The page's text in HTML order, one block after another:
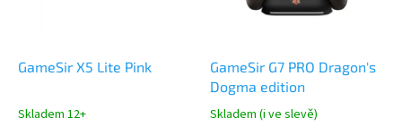
GameSir X5 Lite Pink
Skladem 12+
GameSir G7 PRO Dragon's
Dogma edition
Skladem (i ve slevě)